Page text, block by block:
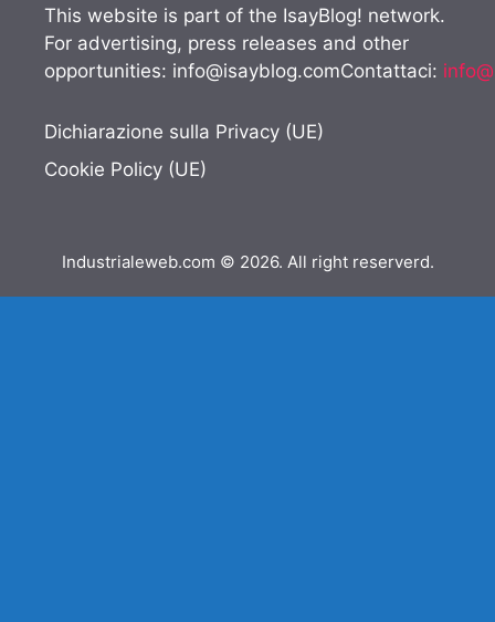
This website is part of the IsayBlog! network.
For advertising, press releases and other
opportunities: info@isayblog.comContattaci:
Dichiarazione sulla Privacy (UE)
Cookie Policy (UE)
Industrialeweb.com © 2026. All right reserverd.